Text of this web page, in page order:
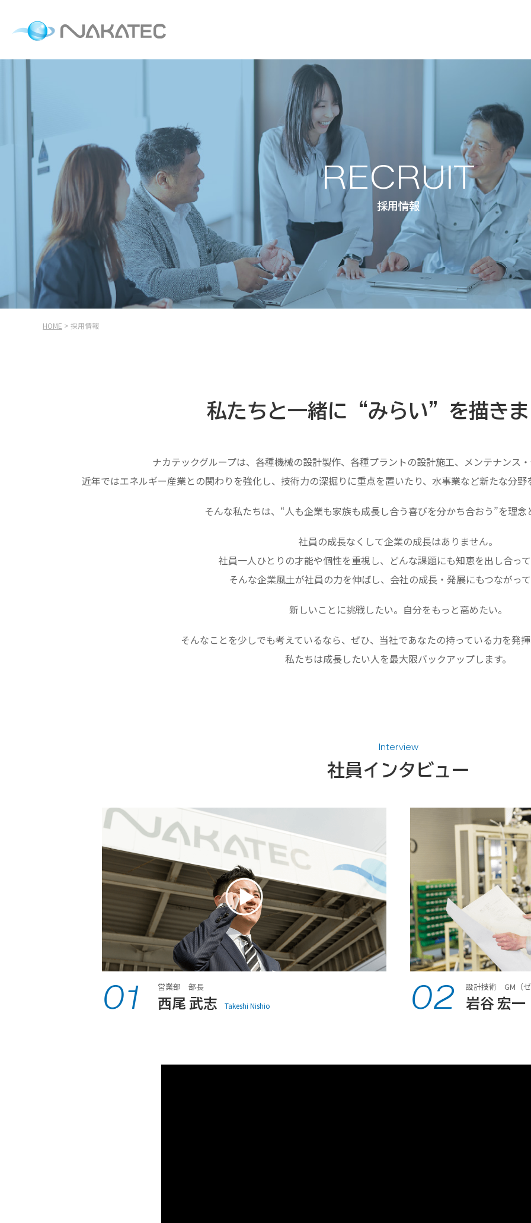
RECRUIT
採用情報
HOME > 採用情報
私たちと一緒に “みらい”を描き
ナカテックグループは、各種機械の設計製作、各種プラントの設計施工、 メンテナンス
近年ではエネルギー産業との関わりを強化し、技術力の深掘りに重点を置いたり、 水事業など新たな分野
そんな私たちは、“人も企業も家族も成長し合う喜びを分かち合おう”を理念
社員の成長なくして企業の成長はありません。
社員一人ひとりの才能や個性を重視し、どんな課題にも知恵を出し合っ
そんな企業風土が社員の力を伸ばし、会社の成長・発展にもつながっ
新しいことに挑戦したい。自分をもっと高めたい。
そんなことを少しでも考えているなら、ぜひ、当社であなたの持っている力を発
私たちは成長したい人を最大限バックアップします。
Interview
社員インタビュー
01 営業部 部長
西尾 武志 Takeshi Nishio 02 設計技術 GM（
岩谷 宏一